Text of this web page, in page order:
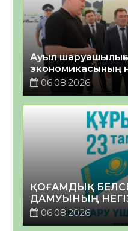
Ауыл шаруашылығы
экономикасының
06.08.2026
ҚОҒАМДЫҚ
ДАМУЫНЫҢ
06.08.2026